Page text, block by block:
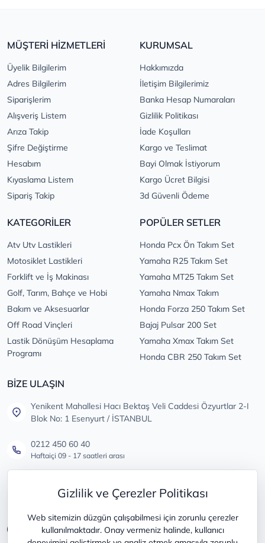
Gizlilik ve Çerezler Politikası
Web sitemizin düzgün çalışabilmesi için zorunlu çerezler
kullanılmaktadır. Onay vermeniz halinde, kullanıcı
MÜŞTERİ HİZMETLERİ
Üyelik Bilgilerim
Adres Bilgilerim
Siparişlerim
Alışveriş Listem
Arıza Takip
Şifre Değiştirme
Hesabım
Kıyaslama Listem
Sipariş Takip
KURUMSAL
Hakkımızda
İletişim Bilgilerimiz
Banka Hesap Numaraları
Gizlilik Politikası
İade Koşulları
Kargo ve Teslimat
Bayi Olmak İstiyorum
Kargo Ücret Bilgisi
3d Güvenli Ödeme
KATEGORİLER
Atv Utv Lastikleri
Motosiklet Lastikleri
Forklift ve İş Makinası
Golf, Tarım, Bahçe ve Hobi
Bakım ve Aksesuarlar
Off Road Vinçleri
Lastik Dönüşüm Hesaplama
Programı
POPÜLER SETLER
Honda Pcx Ön Takım Set
Yamaha R25 Takım Set
Yamaha MT25 Takım Set
Yamaha Nmax Takım
Honda Forza 250 Takım Set
Bajaj Pulsar 200 Set
Yamaha Xmax Takım Set
Honda CBR 250 Takım Set
BİZE ULAŞIN
Yenikent Mahallesi Hacı Bektaş Veli Caddesi Özyurtlar 2-I
Blok No: 1 Esenyurt / İSTANBUL
0212 450 60 40
Haftaiçi 09 - 17 saatleri arası
Tüm öneri ve şikayetleriniz için